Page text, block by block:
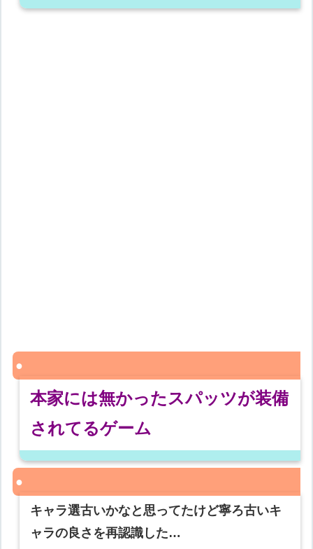
本家には無かったスパッツが装備
されてるゲーム
キャラ選古いかなと思ってたけど寧ろ古いキ
ャラの良さを再認識した…